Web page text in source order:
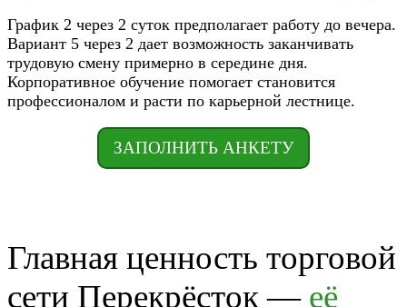
График 2 через 2 суток предполагает работу до вечера.
Вариант 5 через 2 дает возможность заканчивать
трудовую смену примерно в середине дня.
Корпоративное обучение помогает становится
профессионалом и расти по карьерной лестнице.
ЗАПОЛНИТЬ АНКЕТУ
Главная ценность торговой
сети Перекрёсток — её